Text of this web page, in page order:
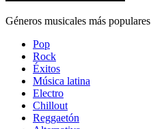
Géneros musicales más populares
Pop
Rock
Éxitos
Música latina
Electro
Chillout
Reggaetón